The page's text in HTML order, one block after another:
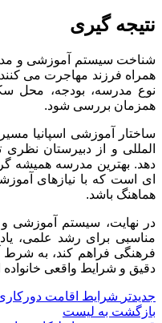
نتیجه گیری
شناخت سیستم آموزشی و
همراه فرزند مهاجرت می
نوع مدرسه، بودجه، محل
همزمان بررسی شود.
ساختار آموزشی اسپانیا
المللی و از دبیرستان
دهد. بهترین مدرسه همیشه
ای است که با نیازهای
هماهنگ باشد.
در نهایت، سیستم آموزشی
مناسبی برای رشد علمی،
فرهنگی فراهم کند، به شرط
دقیق و شرایط واقعی خانواده
جدیدتر شرایط اقامت دورکاری
بازگشت به لیست